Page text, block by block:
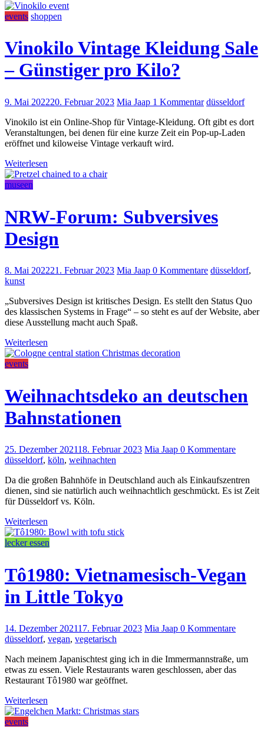
events shoppen
Vinokilo Vintage Kleidung Sale
– Günstiger pro Kilo?
9. Mai 202220. Februar 2023 Mia Jaap 1 Kommentar düsseldorf
Vinokilo ist ein Online-Shop für Vintage-Kleidung. Oft gibt es dort
Veranstaltungen, bei denen für eine kurze Zeit ein Pop-up-Laden
eröffnet und kiloweise Vintage verkauft wird.
Weiterlesen
museen
NRW-Forum: Subversives
Design
8. Mai 202221. Februar 2023 Mia Jaap 0 Kommentare düsseldorf,
kunst
„Subversives Design ist kritisches Design. Es stellt den Status Quo
des klassischen Systems in Frage“ – so steht es auf der Website, aber
diese Ausstellung macht auch Spaß.
Weiterlesen
events
Weihnachtsdeko an deutschen
Bahnstationen
25. Dezember 202118. Februar 2023 Mia Jaap 0 Kommentare
düsseldorf, köln, weihnachten
Da die großen Bahnhöfe in Deutschland auch als Einkaufszentren
dienen, sind sie natürlich auch weihnachtlich geschmückt. Es ist Zeit
für Düsseldorf vs. Köln.
Weiterlesen
lecker essen
Tô1980: Vietnamesisch-Vegan
in Little Tokyo
14. Dezember 202117. Februar 2023 Mia Jaap 0 Kommentare
düsseldorf, vegan, vegetarisch
Nach meinem Japanischtest ging ich in die Immermannstraße, um
etwas zu essen. Viele Restaurants waren geschlossen, aber das
Restaurant Tô1980 war geöffnet.
Weiterlesen
events